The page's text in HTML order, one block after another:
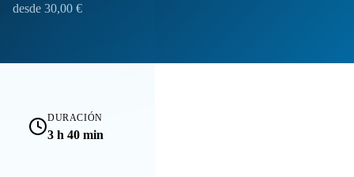
desde 30,00 €
DURACIÓN
3 h 40 min